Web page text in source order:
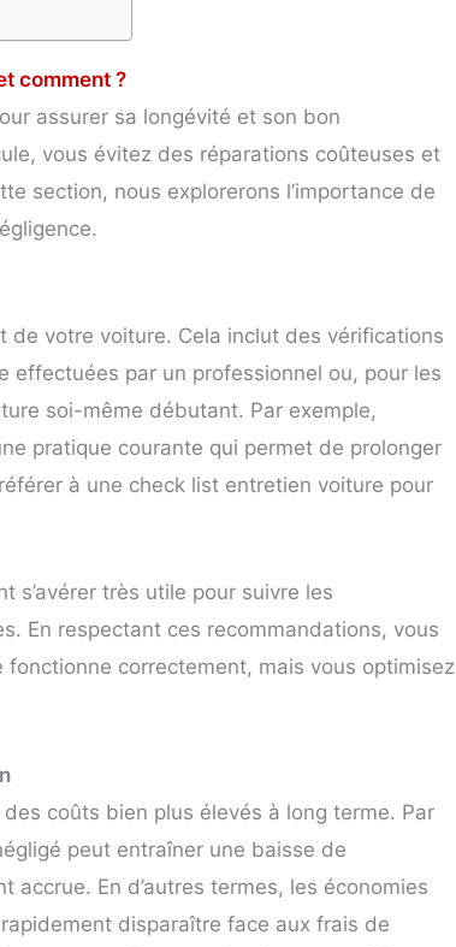
comment ?
assurer sa longévité et son bon
vous évitez des réparations coûteuses et
section, nous explorerons l’importance de
votre voiture. Cela inclut des vérifications
effectuées par un professionnel ou, pour les
soi-même débutant. Par exemple,
pratique courante qui permet de prolonger
à une check list entretien voiture pour
s’avérer très utile pour suivre les
En respectant ces recommandations, vous
correctement, mais vous optimisez
coûts bien plus élevés à long terme. Par
peut entraîner une baisse de
En d’autres termes, les économies
disparaître face aux frais de